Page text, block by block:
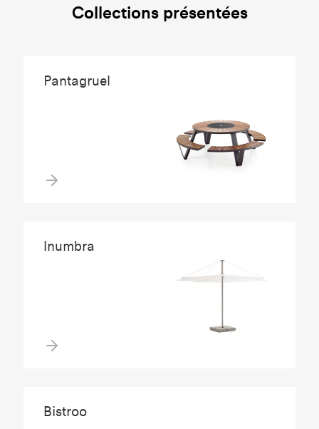
Collections présentées
Pantagruel
Inumbra
Bistroo